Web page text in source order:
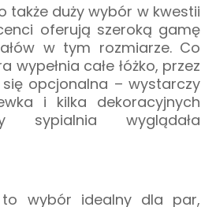
także duży wybór w kwestii
oferują szeroką gamę
w tym rozmiarze. Co
wypełnia całe łóżko, przez
opcjonalna – wystarczy
i kilka dekoracyjnych
sypialnia wyglądała
to wybór idealny dla par,